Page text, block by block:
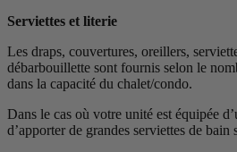
Serviettes et literie
Les draps, couvertures, oreillers,
débarbouillette sont fournis selon le
dans la capacité du chalet/condo.
Dans le cas où votre unité est équipée
d’apporter de grandes serviettes de bain